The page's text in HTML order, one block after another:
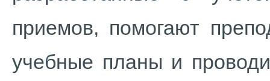
приемов, помогают
учебные планы и